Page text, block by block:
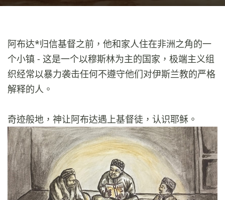
阿布达*归信基督之前，他和家人住在非洲之角的一
个小镇 - 这是一个以穆斯林为主的国家，极端主义组
织经常以暴力袭击任何不遵守他们对伊斯兰教的严格
解释的人。
奇迹般地，神让阿布达遇上基督徒，认识耶稣。